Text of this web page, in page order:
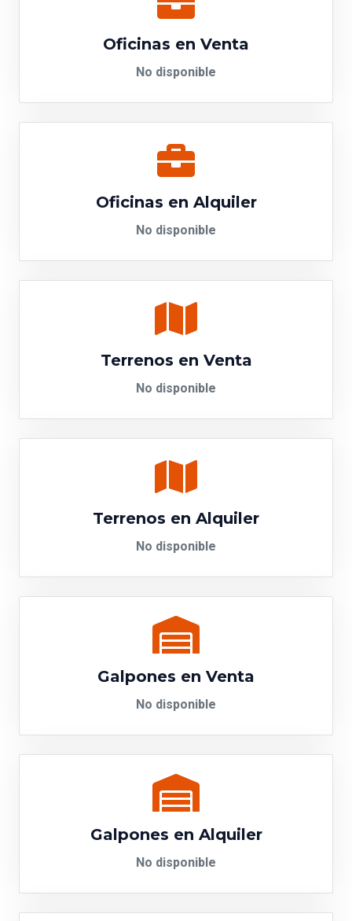
Oficinas en Venta
No disponible
Oficinas en Alquiler
No disponible
Terrenos en Venta
No disponible
Terrenos en Alquiler
No disponible
Galpones en Venta
No disponible
Galpones en Alquiler
No disponible